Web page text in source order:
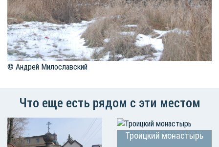
© Андрей Милославский
Что еще есть рядом с эти местом
Троицкий монастырь